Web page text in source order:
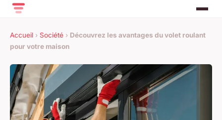
Accueil › Société › Découvrez les avantages du volet roulant
pour votre maison